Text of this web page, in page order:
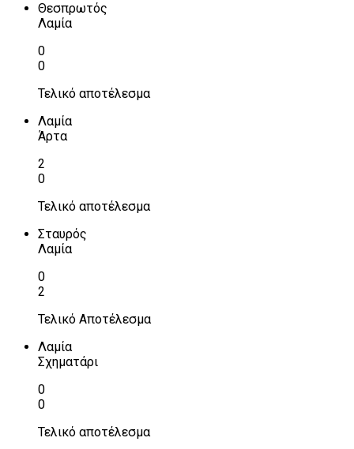
Θεσπρωτός
Λαμία
0
0
Τελικό αποτέλεσμα
Λαμία
Άρτα
2
0
Τελικό αποτέλεσμα
Σταυρός
Λαμία
0
2
Τελικό Αποτέλεσμα
Λαμία
Σχηματάρι
0
0
Τελικό αποτέλεσμα